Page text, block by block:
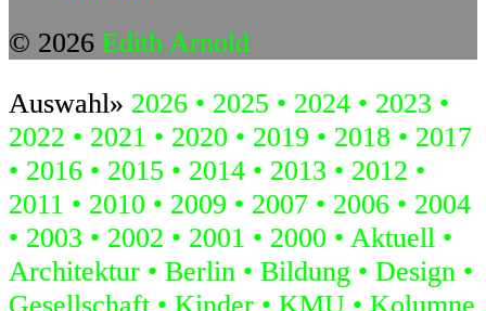
© 2026 Edith Arnold
Auswahl» 2026 2025 2024
2023
2022
2021 2020 2019 2018
2017
2016
2015 2014 2013
2012
2011
2010 2009 2007 2006
2004
2003
2002 2001 2000
Aktuell
Architektur
Berlin Bildung
Design